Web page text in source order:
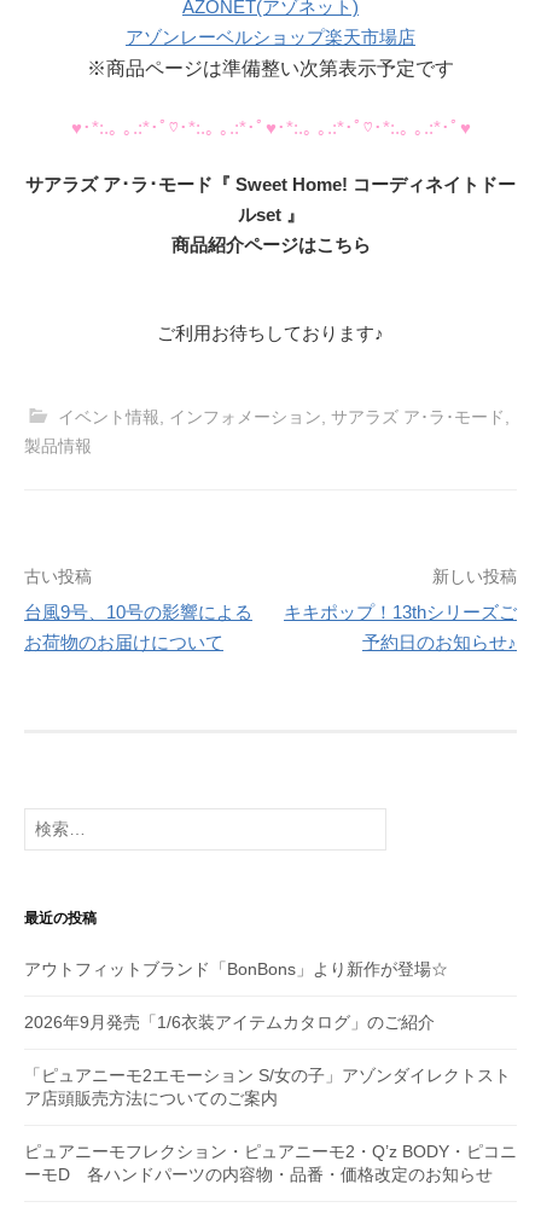
AZONET(アゾネット)
アゾンレーベルショップ楽天市場店
※商品ページは準備整い次第表示予定です
♥･*:.｡ ｡.:*･ﾟ♡･*:.｡ ｡.:*･ﾟ♥･*:.｡ ｡.:*･ﾟ♡･*:.｡ ｡.:*･ﾟ♥
サアラズ ア･ラ･モード『 Sweet Home! コーディネイトドー
ルset 』
商品紹介ページはこちら
ご利用お待ちしております♪
イベント情報 インフォメーション サアラズ ア･ラ･モード
製品情報
投
稿
ー
シ
ン
古い投稿
台風9号、10号の影響による
お荷物のお届けについて
新しい投稿
キキポップ！13thシリーズご
予約日のお知らせ♪
検
索:
最近の投稿
アウトフィットブランド「BonBons」より新作が登場☆
2026年9月発売「1/6衣装アイテムカタログ」のご紹介
「ピュアニーモ2エモーション S/女の子」アゾンダイレクトスト
ア店頭販売方法についてのご案内
ピュアニーモフレクション・ピュアニーモ2・Q’z BODY・ピコニ
ーモD 各ハンドパーツの内容物・品番・価格改定のお知らせ